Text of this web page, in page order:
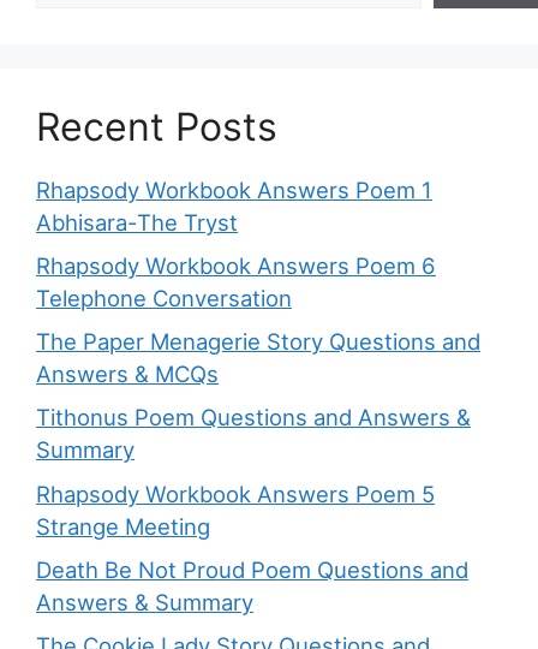
Recent Posts
Rhapsody Workbook Answers Poem 1
Abhisara-The Tryst
Rhapsody Workbook Answers Poem 6
Telephone Conversation
The Paper Menagerie Story Questions and
Answers & MCQs
Tithonus Poem Questions and Answers &
Summary
Rhapsody Workbook Answers Poem 5
Strange Meeting
Death Be Not Proud Poem Questions and
Answers & Summary